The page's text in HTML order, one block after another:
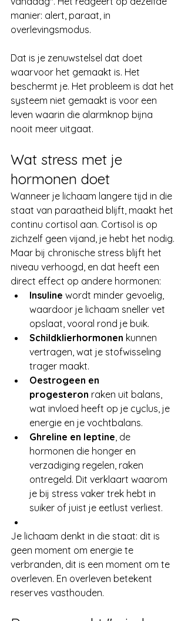
manier: alert, paraat, in
overlevingsmodus.
Dat is je zenuwstelsel dat doet
waarvoor het gemaakt is. Het
beschermt je. Het probleem is dat het
systeem niet gemaakt is voor een
leven waarin die alarmknop bijna
nooit meer uitgaat.
Wat stress met je
hormonen doet
Wanneer je lichaam langere tijd in die
staat van paraatheid blijft, maakt het
continu cortisol aan. Cortisol is op
zichzelf geen vijand, je hebt het nodig.
Maar bij chronische stress blijft het
niveau verhoogd, en dat heeft een
direct effect op andere hormonen:
Insuline wordt minder gevoelig,
waardoor je lichaam sneller vet
opslaat, vooral rond je buik.
Schildklierhormonen kunnen
vertragen, wat je stofwisseling
trager maakt.
Oestrogeen en
progesteron raken uit balans,
wat invloed heeft op je cyclus, je
energie en je vochtbalans.
Ghreline en leptine, de
hormonen die honger en
verzadiging regelen, raken
ontregeld. Dit verklaart waarom
je bij stress vaker trek hebt in
suiker of juist je eetlust verliest.
Je lichaam denkt in die staat: dit is
geen moment om energie te
verbranden, dit is een moment om te
overleven. En overleven betekent
reserves vasthouden.